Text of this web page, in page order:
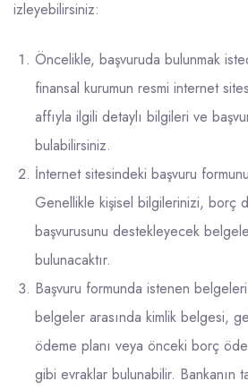
izleyebilirsiniz:
Öncelikle, başvuruda bulunmak
finansal kurumun resmi internet
affıyla ilgili detaylı bilgileri ve
bulabilirsiniz.
İnternet sitesindeki başvuru
Genellikle kişisel bilgilerinizi, borç
başvurusunu destekleyecek
bulunacaktır.
Başvuru formunda istenen
belgeler arasında kimlik belgesi,
ödeme planı veya önceki borç
gibi evraklar bulunabilir. Bankanın